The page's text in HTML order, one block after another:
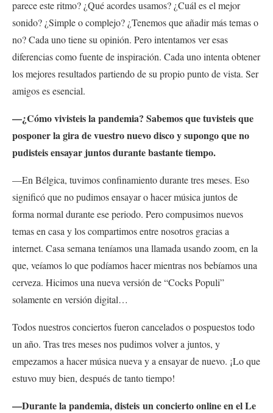
parece este ritmo? ¿Qué acordes usamos? ¿Cuál es el mejor
sonido? ¿Simple o complejo? ¿Tenemos que añadir más temas o
no? Cada uno tiene su opinión. Pero intentamos ver esas
diferencias como fuente de inspiración. Cada uno intenta obtener
los mejores resultados partiendo de su propio punto de vista. Ser
amigos es esencial.
—¿Cómo vivisteis la pandemia? Sabemos que tuvisteisque
posponer la gira de vuestro nuevo disco y supongo que no
pudisteis ensayar juntos durante bastante tiempo.
—En Bélgica, tuvimos confinamiento durante tres meses. Eso
significó que no pudimos ensayar o hacer música juntos de
forma normal durante ese periodo. Pero compusimos nuevos
temas en casa y los compartimos entre nosotros gracias a
internet. Casa semana teníamos una llamada usando zoom, en la
que, veíamos lo que podíamos hacer mientras nos bebíamos una
cerveza. Hicimos una nueva versión de “Cocks Populi”
solamente en versión digital…
Todos nuestros conciertos fueron cancelados o pospuestos todo
un año. Tras tres meses nos pudimos volver a juntos, y
empezamos a hacer música nueva y a ensayar de nuevo. ¡Lo que
estuvo muy bien, después de tanto tiempo!
—Durante la pandemia, disteis un concierto online en el Le